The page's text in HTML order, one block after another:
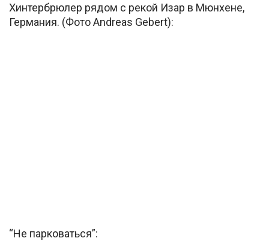
Хинтербрюлер рядом с рекой Изар в Мюнхене,
Германия. (Фото Andreas Gebert):
“Не парковаться”: